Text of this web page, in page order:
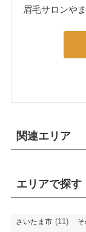
眉毛サロンや
関連エリア
エリアで探す
さいたま市 (11)